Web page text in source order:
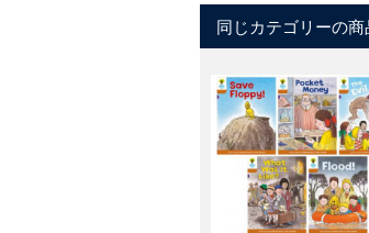
同じカテゴリーの商